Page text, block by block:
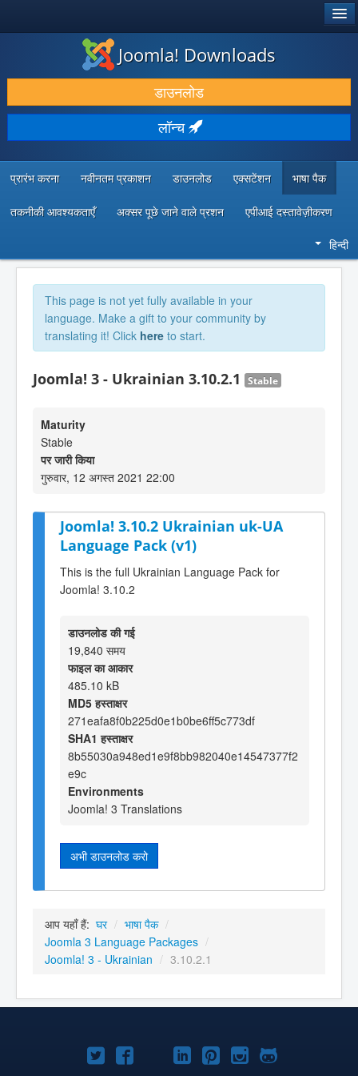
डाउनलोड करें और बढ़ाएं
खोजें और जानें
सामुदायिक समर्थन
डेवलपर संसाधन
Joomla! Downloads
डाउनलोड
लॉन्च
प्रारंभ करना नवीनतम प्रकाशन डाउनलोड एक्सटेंशन भाषा पैक
तकनीकी आवश्यकताएँ अक्सर पूछे जाने वाले प्रशन एपीआई दस्तावेज़ीकरण
हिन्दी
This page is not yet fully available in your
language. Make a gift to your community by
translating it! Click here to start.
Joomla! 3 - Ukrainian 3.10.2.1 Stable
Maturity
Stable
पर जारी किया
गुरुवार, 12 अगस्त 2021 22:00
Joomla! 3.10.2 Ukrainian uk-UA
Language Pack (v1)
This is the full Ukrainian Language Pack for
Joomla! 3.10.2
डाउनलोड की गई
19,840 समय
फाइल का आकार
485.10 kB
MD5 हस्ताक्षर
271eafa8f0b225d0e1b0be6ff5c773df
SHA1 हस्ताक्षर
8b55030a948ed1e9f8bb982040e14547377f2
e9c
Environments
Joomla! 3 Translations
अभी डाउनलोड करो
आप यहाँ हैं: घर / भाषा पैक /
Joomla 3 Language Packages /
Joomla! 3 - Ukrainian / 3.10.2.1
Joomla!Joomla!Joomla!
Joomla!Joomla!
Joomla!Joomla!